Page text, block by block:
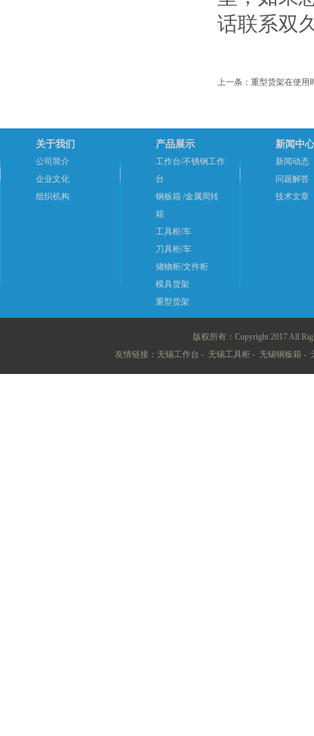
话联系双
上一条： 重型货架在使用
关于我们
公司简介
企业文化
组织机构
产品展示
工作台/不锈钢工作
台
钢板箱 /金属周转
箱
工具柜/车
刀具柜/车
储物柜/文件柜
模具货架
重型货架
新闻中心
新闻动态
问题解答
技术文章
版权所有：Copyright 2017 All
友情链接： 无锡工作台 - 无锡工具柜- 无锡钢板箱 -